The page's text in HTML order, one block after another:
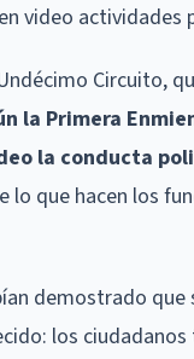
video actividades
Circuito,
la Primera
la conducta
que hacen los
demostrado
los